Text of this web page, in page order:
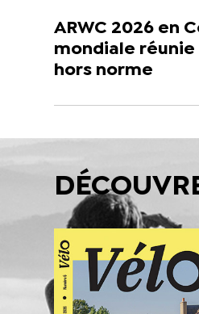
ARWC 2026 en
mondiale réunie
hors norme